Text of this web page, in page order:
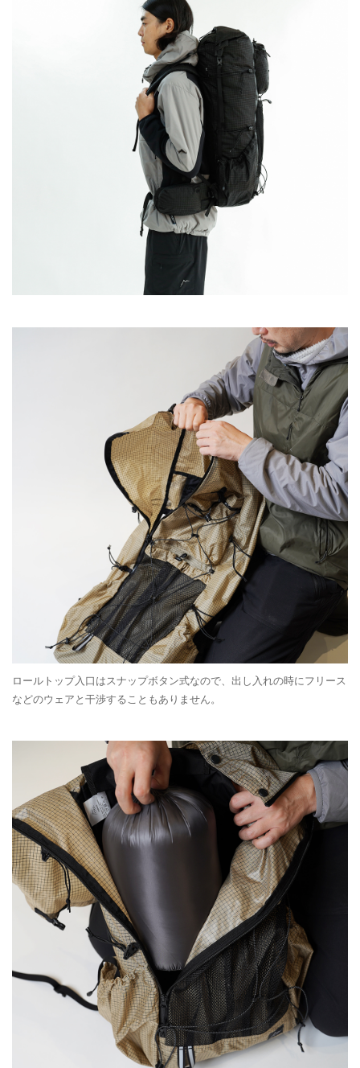
ロールトップ入口はスナップボタン式なので、出し入れの時にフリース
などのウェアと干渉することもありません。